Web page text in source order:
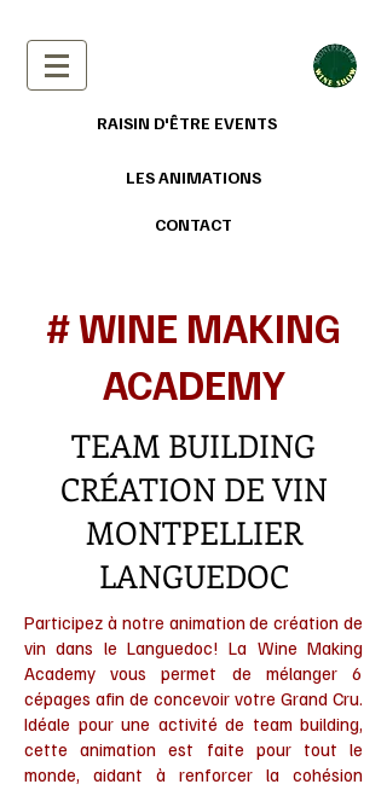
RAISIN D'ÊTRE EVENTS
LES ANIMATIONS
CONTACT
# WINE MAKING
ACADEMY
TEAM BUILDING
CRÉATION DE VIN
MONTPELLIER
LANGUEDOC
Participez à notre animation de création de
vin dans le Languedoc! La Wine Making
Academy vous permet de mélanger 6
cépages afin de concevoir votre Grand Cru.
Idéale pour une activité de team building,
cette animation est faite pour tout le
monde, aidant à renforcer la cohésion